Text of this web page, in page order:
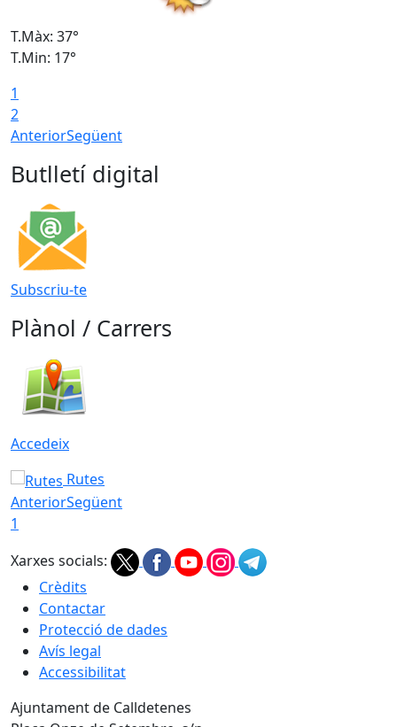
T.Màx: 37°
T.Min: 17°
1
2
AnteriorSegüent
Butlletí digital
Subscriu-te
Plànol / Carrers
Accedeix
Rutes
AnteriorSegüent
1
Xarxes socials:
Crèdits
Contactar
Protecció de dades
Avís legal
Accessibilitat
Ajuntament de Calldetenes